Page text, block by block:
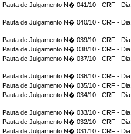
Pauta de Julgamento N� 041/10 - CRF -
Pauta de Julgamento N� 040/10 - CRF -
Pauta de Julgamento N� 039/10 - CRF -
Pauta de Julgamento N� 038/10 - CRF -
Pauta de Julgamento N� 037/10 - CRF -
Pauta de Julgamento N� 036/10 - CRF -
Pauta de Julgamento N� 035/10 - CRF -
Pauta de Julgamento N� 034/10 - CRF -
Pauta de Julgamento N� 033/10 - CRF -
Pauta de Julgamento N� 032/10 - CRF -
Pauta de Julgamento N� 031/10 - CRF -